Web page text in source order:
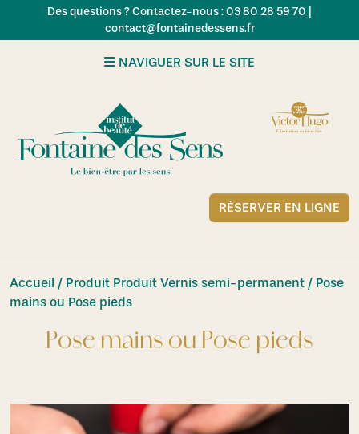
Skip to main content
Des questions ? Contactez-nous : 03 80 28 59 70 |
contact@fontainedessens.fr
NAVIGUER SUR LE SITE
RÉSERVER EN LIGNE
Accueil / Produit Produit Vernis semi-permanent / Pose
mains ou Pose pieds
Pose mains ou Pose pieds